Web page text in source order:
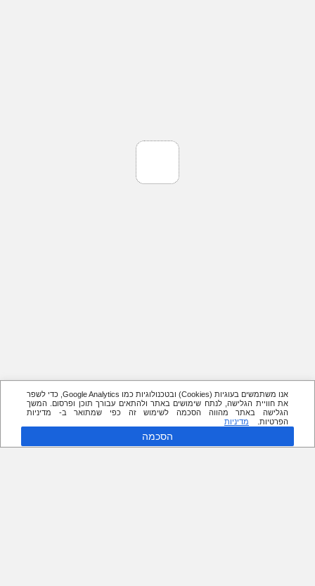
אנו משתמשים בעוגיות (Cookies) ובטכנולוגיות כמו Google Analytics, כדי לשפר
את חוויית הגלישה, לנתח שימושים באתר ולהתאים עבורך תוכן ופרסום. המשך
הגלישה באתר מהווה הסכמה לשימוש זה כפי שמתואר ב- מדיניות
הפרטיות.
מדיניות
הסכמה